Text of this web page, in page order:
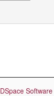
DSpace Software